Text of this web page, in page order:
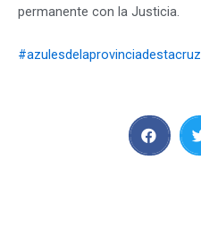
permanente con la Justicia.
#azulesdelaprovinciadestacruz